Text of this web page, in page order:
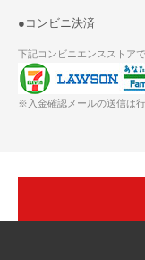
●コンビニ決済
下記コンビニエンスストア
※入金確認メールの送信は